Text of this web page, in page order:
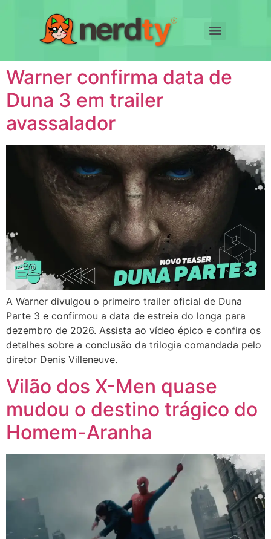
Warner confirma data de
Duna 3 em trailer
avassalador
A Warner divulgou o primeiro trailer oficial de Duna
Parte 3 e confirmou a data de estreia do longa para
dezembro de 2026. Assista ao vídeo épico e confira os
detalhes sobre a conclusão da trilogia comandada pelo
diretor Denis Villeneuve.
Vilão dos X-Men quase
mudou o destino trágico do
Homem-Aranha